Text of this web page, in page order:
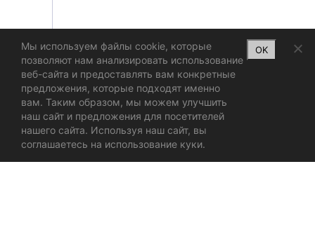
Мы используем файлы cookie, которые
позволяют нам анализировать использование
веб-сайта и предоставлять вам конкретные
предложения, которые подходят именно
вам. Таким образом, мы можем улучшить
наш сайт и предложения для посетителей
нашего сайта. Используя наш сайт, вы
соглашаетесь на использование куки.
OK